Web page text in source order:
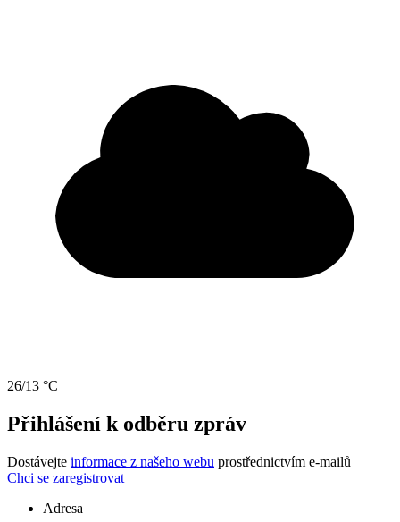
26/13 °C
Přihlášení k odběru zpráv
Dostávejte informace z našeho webu prostřednictvím e-mailů
Chci se zaregistrovat
Adresa